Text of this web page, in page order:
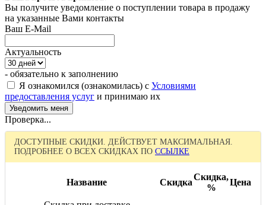
Вы получите уведомление о поступлении товара в продажу
на указанные Вами контакты
Ваш E-Mail
Актуальность
- обязательно к заполнению
Я ознакомился (ознакомилась) с Условиями
предоставления услуг и принимаю их
Проверка...
ДОСТУПНЫЕ СКИДКИ. ДЕЙСТВУЕТ МАКСИМАЛЬНАЯ.
ПОДРОБНЕЕ О ВСЕХ СКИДКАХ ПО ССЫЛКЕ
Название Скидка
Скидка,
%
Цена